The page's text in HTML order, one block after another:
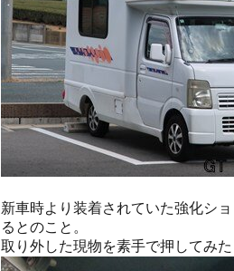
新車時より装着されていた強化シ
るとのこと。
取り外した現物を素手で押してみ